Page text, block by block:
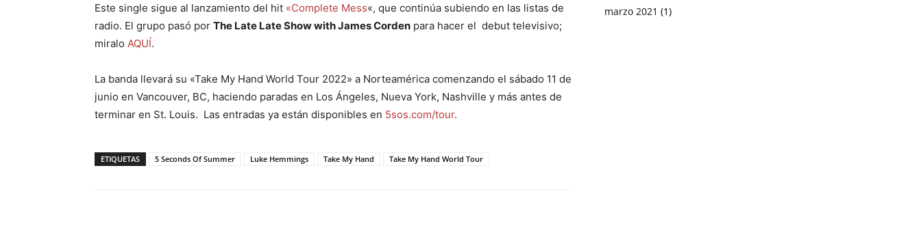
Este single sigue al lanzamiento del hit «Complete Mess«, que continúa subiendo en las listas de
radio. El grupo pasó por The Late Late Show with James Corden para hacer el debut televisivo;
miralo AQUÍ.
La banda llevará su «Take My Hand World Tour 2022» a Norteamérica comenzando el sábado 11 de
junio en Vancouver, BC, haciendo paradas en Los Ángeles, Nueva York, Nashville y más antes de
terminar en St. Louis. Las entradas ya están disponibles en 5sos.com/tour.
ETIQUETAS 5 Seconds Of Summer Luke Hemmings Take My Hand Take My Hand World Tour
marzo 2021 (1)